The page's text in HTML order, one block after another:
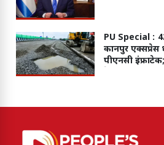
PU Special :
कानपुर एक्सप्रेस
पीएनसी